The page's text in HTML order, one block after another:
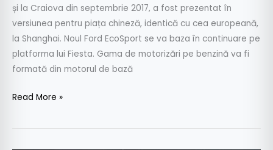
și la Craiova din septembrie 2017, a fost prezentat în
versiunea pentru piața chineză, identică cu cea europeană,
la Shanghai. Noul Ford EcoSport se va baza în continuare pe
platforma lui Fiesta. Gama de motorizări pe benzină va fi
formată din motorul de bază
Read More »